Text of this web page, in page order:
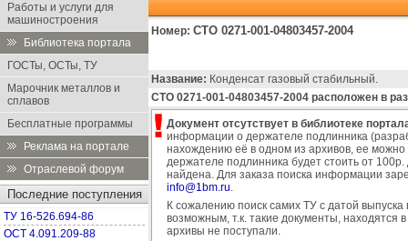
Работы и услуги для
машиностроения
Библиотека портала
ГОСТы, ОСТы, ТУ
Марочник металлов и
сплавов
Бесплатные программы
Реклама на портале
Отраслевой форум
Последние поступления
ТУ 16-526.694-86
ОСТ 4.091.209-88
Номер: СТО 0271-001-04803457-2004
Название: Конденсат газовый стабильный.
СТО 0271-001-04803457-2004 расположен в
Документ отсутствует в библиотеке
информации о держателе подлинника
нахождению её в одном из архивов, ее
держателе подлинника будет стоить от
найдена. Для заказа поиска информации
info@1bm.ru.
К сожалению поиск самих ТУ с датой
возможным, т.к. такие документы, находятся
архивы не поступали.